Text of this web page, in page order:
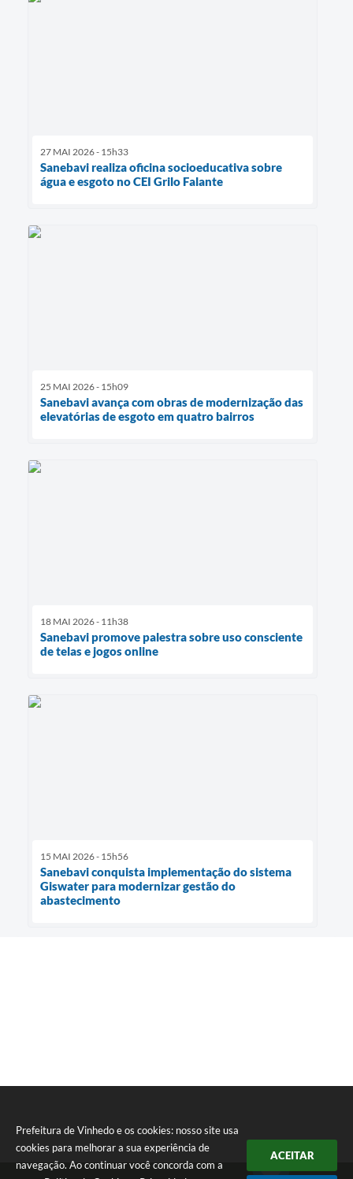
Prefeitura de Vinhedo e os cookies: nosso site usa
cookies para melhorar a sua experiência de
navegação. Ao continuar você concorda com a
ACEITAR
27 MAI 2026 - 15h33
Sanebavi realiza oficina socioeducativa sobre
água e esgoto no CEI Grilo Falante
25 MAI 2026 - 15h09
Sanebavi avança com obras de modernização das
elevatórias de esgoto em quatro bairros
18 MAI 2026 - 11h38
Sanebavi promove palestra sobre uso consciente
de telas e jogos online
15 MAI 2026 - 15h56
Sanebavi conquista implementação do sistema
Giswater para modernizar gestão do
abastecimento